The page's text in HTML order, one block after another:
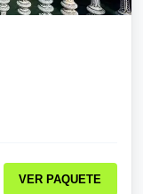
VER PAQUETE